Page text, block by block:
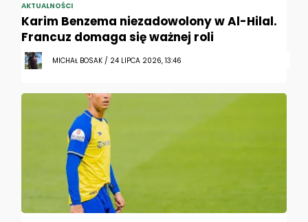
AKTUALNOŚCI
Karim Benzema niezadowolony w Al-Hilal.
Francuz domaga się ważnej roli
MICHAŁ BOSAK / 24 LIPCA 2026, 13:46